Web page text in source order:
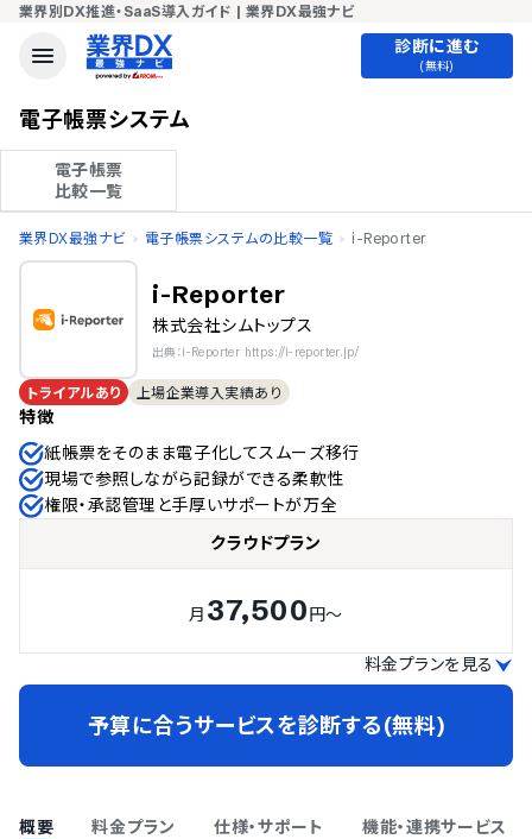
業界別DX推進・SaaS導入ガイド | 業界DX最強ナビ
診断に進む
(無料)
電子帳票システム
電子帳票
比較一覧
業界DX最強ナビ 電子帳票システムの比較一覧 i-Reporter
i-Reporter
株式会社シムトップス
出典：i-Reporter https://i-reporter.jp/
トライアルあり 上場企業導入実績あり
特徴
紙帳票をそのまま電子化してスムーズ移行
現場で参照しながら記録ができる柔軟性
権限・承認管理と手厚いサポートが万全
クラウドプラン
月 37,500円～
料金プランを見る
予算に合うサービスを診断する(無料)
概要 料金プラン 仕様・サポート 機能・連携サービス